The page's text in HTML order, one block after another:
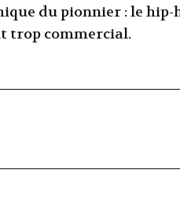
du pionnier : le hip-
trop commercial.